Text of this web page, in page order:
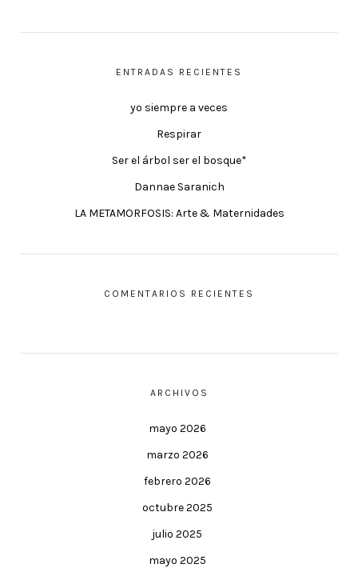
ENTRADAS RECIENTES
yo siempre a veces
Respirar
Ser el árbol ser el bosque*
Dannae Saranich
LA METAMORFOSIS: Arte & Maternidades
COMENTARIOS RECIENTES
ARCHIVOS
mayo 2026
marzo 2026
febrero 2026
octubre 2025
julio 2025
mayo 2025